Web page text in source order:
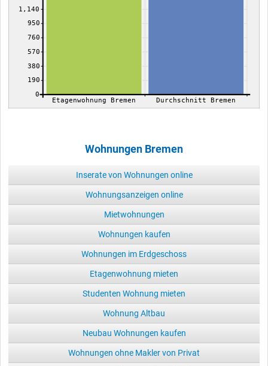
0
190
380
570
760
950
1,140
Etagenwohnung Bremen Durchschnitt Bremen
Wohnungen Bremen
Inserate von Wohnungen online
Wohnungsanzeigen online
Mietwohnungen
Wohnungen kaufen
Wohnungen im Erdgeschoss
Etagenwohnung mieten
Studenten Wohnung mieten
Wohnung Altbau
Neubau Wohnungen kaufen
Wohnungen ohne Makler von Privat